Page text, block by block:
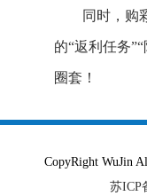
同时，购
的“返利任务
圈套！
CopyRight WuJin
苏ICP